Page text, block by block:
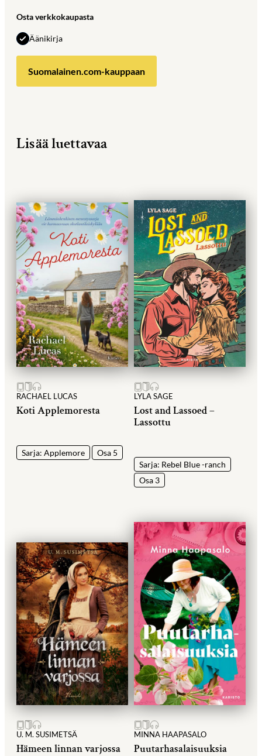
Osta verkkokaupasta
Äänikirja
Suomalainen.com-kauppaan
Lisää luettavaa
RACHAEL LUCAS
Koti Applemoresta
Sarja: Applemore Osa 5
LYLA SAGE
Lost and Lassoed –
Lassottu
Sarja: Rebel Blue -ranch
Osa 3
U. M. SUSIMETSÄ
Hämeen linnan varjossa
MINNA HAAPASALO
Puutarhasalaisuuksia